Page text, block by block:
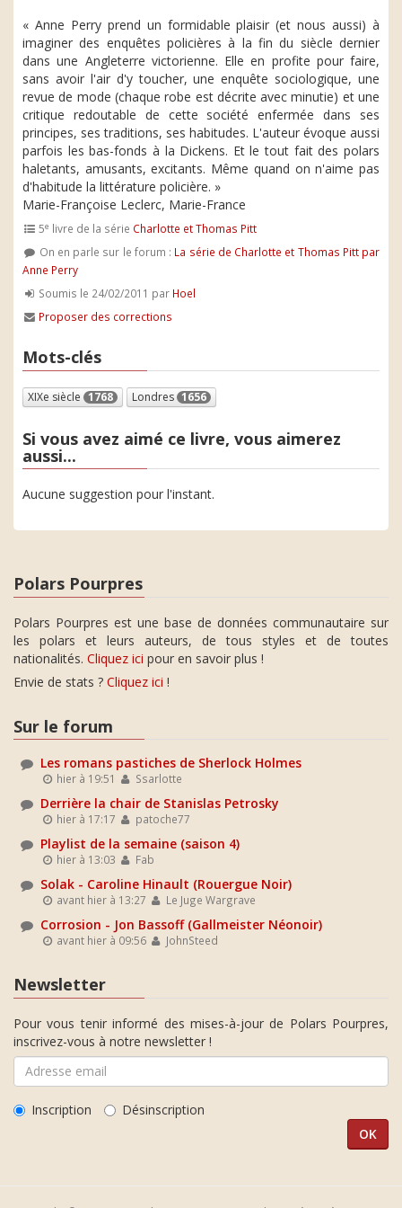
« Anne Perry prend un formidable plaisir (et nous aussi) à
imaginer des enquêtes policières à la fin du siècle dernier
dans une Angleterre victorienne. Elle en profite pour faire,
sans avoir l'air d'y toucher, une enquête sociologique, une
revue de mode (chaque robe est décrite avec minutie) et une
critique redoutable de cette société enfermée dans ses
principes, ses traditions, ses habitudes. L'auteur évoque aussi
parfois les bas-fonds à la Dickens. Et le tout fait des polars
haletants, amusants, excitants. Même quand on n'aime pas
d'habitude la littérature policière. »
Marie-Françoise Leclerc, Marie-France
5e livre de la série Charlotte et Thomas Pitt
On en parle sur le forum : La série de Charlotte et Thomas Pitt par
Anne Perry
Soumis le 24/02/2011 par Hoel
Proposer des corrections
Mots-clés
XIXe siècle 1768 Londres 1656
Si vous avez aimé ce livre, vous aimerez
aussi...
Aucune suggestion pour l'instant.
Polars Pourpres
Polars Pourpres est une base de données communautaire sur
les polars et leurs auteurs, de tous styles et de toutes
nationalités. Cliquez ici pour en savoir plus !
Envie de stats ? Cliquez ici !
Sur le forum
Les romans pastiches de Sherlock Holmes
hier à 19:51 Ssarlotte
Derrière la chair de Stanislas Petrosky
hier à 17:17 patoche77
Playlist de la semaine (saison 4)
hier à 13:03 Fab
Solak - Caroline Hinault (Rouergue Noir)
avant hier à 13:27 Le Juge Wargrave
Corrosion - Jon Bassoff (Gallmeister Néonoir)
avant hier à 09:56 JohnSteed
Newsletter
Pour vous tenir informé des mises-à-jour de Polars Pourpres,
inscrivez-vous à notre newsletter !
Inscription Désinscription